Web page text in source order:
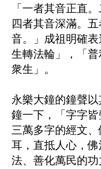
「一者其音正直
四者其音深滿。
音。」成祖明確
生轉法輪」，「
衆生」。
永樂大鐘的鐘聲
鐘一下，「字字
三萬多字的經文
耳，直抵人心，